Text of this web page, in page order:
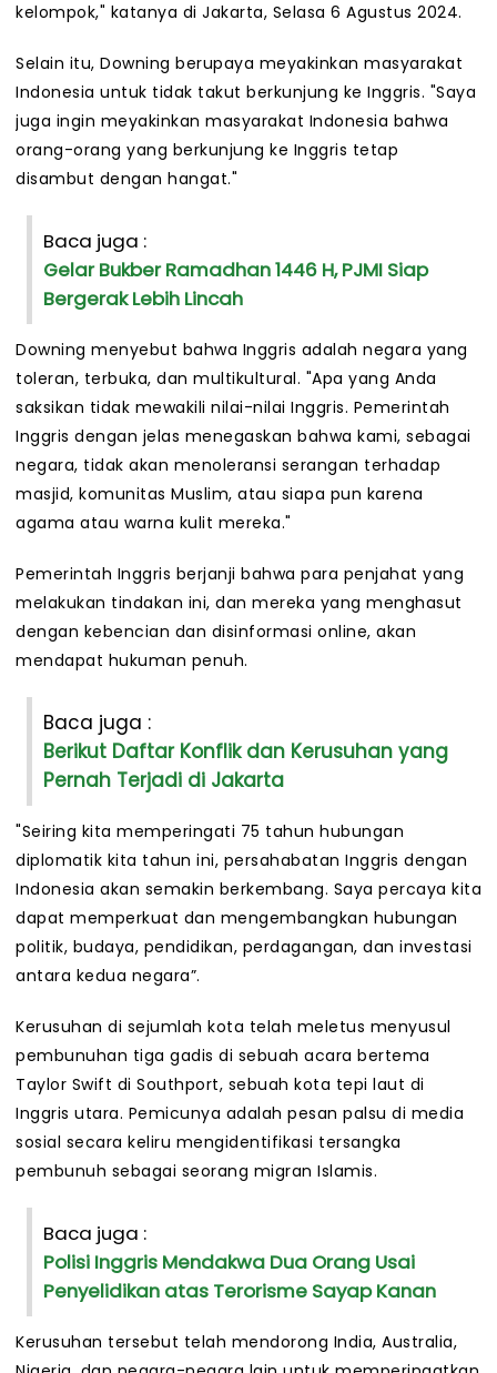
kelompok," katanya di Jakarta, Selasa 6 Agustus 2024.
Selain itu, Downing berupaya meyakinkan masyarakat
Indonesia untuk tidak takut berkunjung ke Inggris. "Saya
juga ingin meyakinkan masyarakat Indonesia bahwa
orang-orang yang berkunjung ke Inggris tetap
disambut dengan hangat."
Baca juga :
Gelar Bukber Ramadhan 1446 H, PJMI Siap
Bergerak Lebih Lincah
Downing menyebut bahwa Inggris adalah negara yang
toleran, terbuka, dan multikultural. "Apa yang Anda
saksikan tidak mewakili nilai-nilai Inggris. Pemerintah
Inggris dengan jelas menegaskan bahwa kami, sebagai
negara, tidak akan menoleransi serangan terhadap
masjid, komunitas Muslim, atau siapa pun karena
agama atau warna kulit mereka."
Pemerintah Inggris berjanji bahwa para penjahat yang
melakukan tindakan ini, dan mereka yang menghasut
dengan kebencian dan disinformasi online, akan
mendapat hukuman penuh.
Baca juga :
Berikut Daftar Konflik dan Kerusuhan yang
Pernah Terjadi di Jakarta
"Seiring kita memperingati 75 tahun hubungan
diplomatik kita tahun ini, persahabatan Inggris dengan
Indonesia akan semakin berkembang. Saya percaya kita
dapat memperkuat dan mengembangkan hubungan
politik, budaya, pendidikan, perdagangan, dan investasi
antara kedua negara”.
Kerusuhan di sejumlah kota telah meletus menyusul
pembunuhan tiga gadis di sebuah acara bertema
Taylor Swift di Southport, sebuah kota tepi laut di
Inggris utara. Pemicunya adalah pesan palsu di media
sosial secara keliru mengidentifikasi tersangka
pembunuh sebagai seorang migran Islamis.
Baca juga :
Polisi Inggris Mendakwa Dua Orang Usai
Penyelidikan atas Terorisme Sayap Kanan
Kerusuhan tersebut telah mendorong India, Australia,